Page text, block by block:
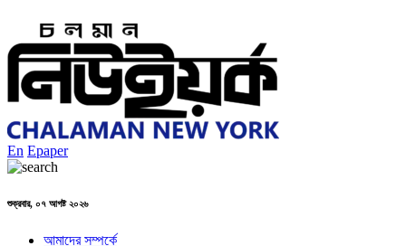
En Epaper
শুক্রবার, ০৭ আগষ্ট ২০২৬
আমাদের সম্পর্কে